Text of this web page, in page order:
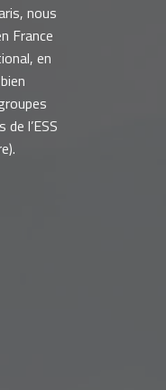
nous
France
en
l’ESS